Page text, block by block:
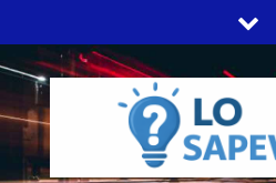
to
content